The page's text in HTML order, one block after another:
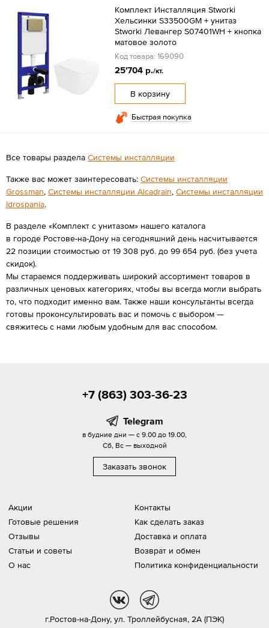
Комплект Инсталляция Stworki
Хельсинки S33500GM + унитаз
Stworki Левангер S07401WH + кнопка
матовое золото
Код товара: 169090
25'704 р./кт.
В корзину
Быстрая покупка
Все товары раздела Системы инсталляции
Также вас может заинтересовать: Системы инсталляции
Grossman, Системы инсталляции Alcadrain, Системы инсталляции
Idrospania.
В разделе «Комплект с унитазом» нашего каталога
в городе Ростове-на-Дону на сегодняшний день насчитывается
22 позиции стоимостью от 19 308 руб. до 99 654 руб. (без учета
скидок).
Мы стараемся поддерживать широкий ассортимент товаров в
различных ценовых категориях, чтобы вы всегда могли выбрать
то, что подходит именно вам. Также наши консультанты всегда
готовы проконсультировать вас и помочь с выбором —
свяжитесь с нами любым удобным для вас способом.
Акции
Готовые решения
Отзывы
Статьи и советы
О нас
Контакты
Как сделать заказ
Доставка и оплата
Возврат и обмен
Политика конфиденциальности
+7 (863) 303-36-23
Telegram
в будние дни — с 9.00 до 19.00,
Сб, Вс — выходной
Заказать звонок
г.Ростов-на-Дону, ул. Троллейбусная, 2А (ПЭК)